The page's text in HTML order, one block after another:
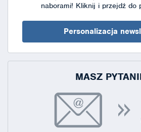
naborami! Kliknij i przejdź do
Personalizacja
MASZ